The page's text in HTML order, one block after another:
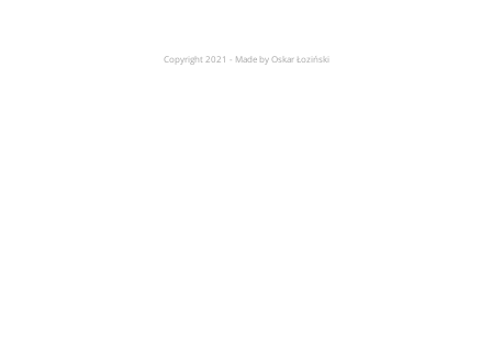
Copyright 2021 - Made by Oskar Łoziński